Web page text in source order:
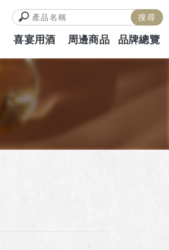
喜宴用酒
WEDDING
周邊商品 品牌總覽